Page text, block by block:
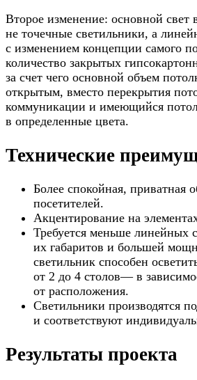
Второе изменение: основной свет
не точечные светильники, а
с изменением концепции самого
количество закрытых
за счет чего основной объем
открытым, вместо перекрытия
коммуникации и имеющийся
в определенные цвета.
Технические
Более спокойная, приватная
посетителей.
Акцентирование на
Требуется меньше линейных
их габаритов и большей
светильник способен
от 2 до 4 столов— в
от расположения.
Светильники производятся
и соответствуют
Результаты проекта